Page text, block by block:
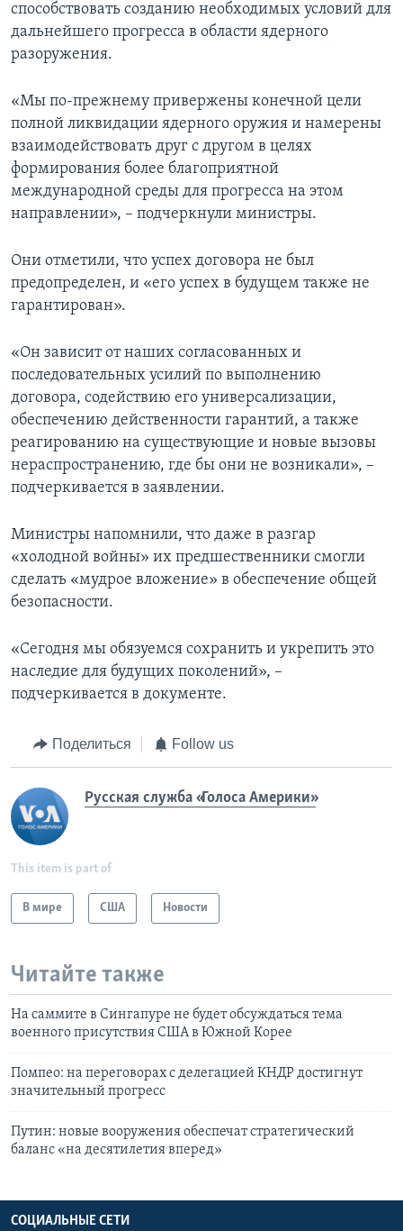
способствовать созданию необходимых условий для
дальнейшего прогресса в области ядерного
разоружения.
«Мы по-прежнему привержены конечной цели
полной ликвидации ядерного оружия и намерены
взаимодействовать друг с другом в целях
формирования более благоприятной
международной среды для прогресса на этом
направлении», – подчеркнули министры.
Они отметили, что успех договора не был
предопределен, и «его успех в будущем также не
гарантирован».
«Он зависит от наших согласованных и
последовательных усилий по выполнению
договора, содействию его универсализации,
обеспечению действенности гарантий, а также
реагированию на существующие и новые вызовы
нераспространению, где бы они не возникали», –
подчеркивается в заявлении.
Министры напомнили, что даже в разгар
«холодной войны» их предшественники смогли
сделать «мудрое вложение» в обеспечение общей
безопасности.
«Сегодня мы обязуемся сохранить и укрепить это
наследие для будущих поколений», –
подчеркивается в документе.
Поделиться Follow us
Русская служба «Голоса Америки»
This item is part of
В мире США Новости
Читайте также
На саммите в Сингапуре не будет обсуждаться тема
военного присутствия США в Южной Корее
Помпео: на переговорах с делегацией КНДР достигнут
значительный прогресс
Путин: новые вооружения обеспечат стратегический
баланс «на десятилетия вперед»
СОЦИАЛЬНЫЕ СЕТИ